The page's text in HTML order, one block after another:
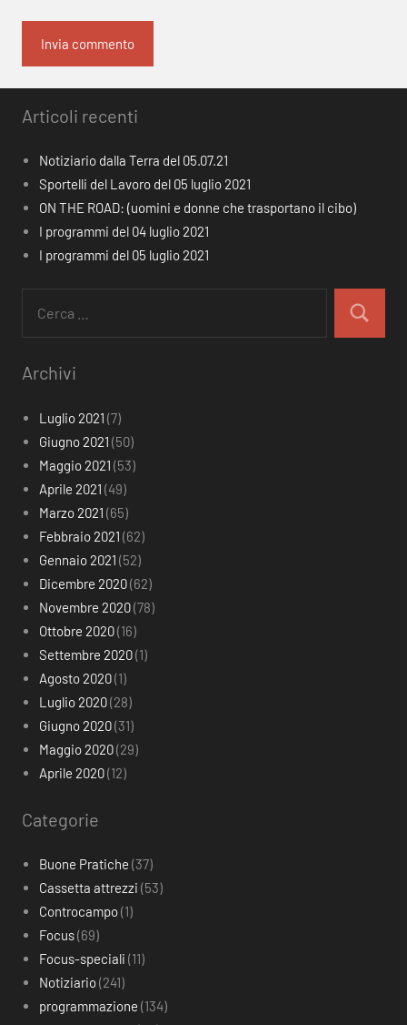
Articoli recenti
Notiziario dalla Terra del 05.07.21
Sportelli del Lavoro del 05 luglio 2021
ON THE ROAD: (uomini e donne che trasportano il cibo)
I programmi del 04 luglio 2021
I programmi del 05 luglio 2021
per:
Cerca
Archivi
Luglio 2021 (7)
Giugno 2021 (50)
Maggio 2021 (53)
Aprile 2021 (49)
Marzo 2021 (65)
Febbraio 2021 (62)
Gennaio 2021 (52)
Dicembre 2020(62)
Novembre 2020(78)
Ottobre 2020(16)
Settembre 2020(1)
Agosto 2020(1)
Luglio 2020(28)
Giugno 2020(31)
Maggio 2020(29)
Aprile 2020(12)
Categorie
Buone Pratiche (37)
Cassetta attrezzi (53)
Controcampo(1)
Focus(69)
Focus-speciali (11)
Notiziario(241)
programmazione (134)